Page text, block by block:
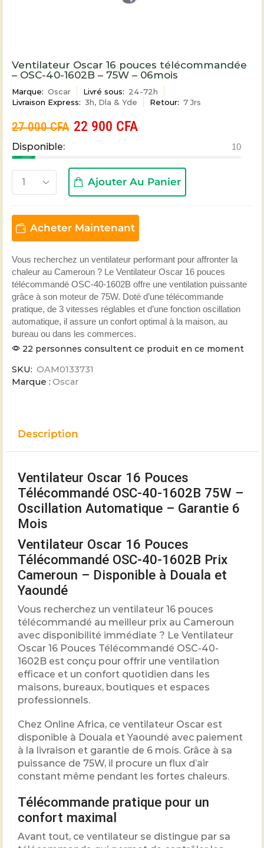
Ventilateur Oscar 16 pouces télécommandée
– OSC-40-1602B – 75W – 06mois
Marque: Oscar Livré sous: 24-72h
Livraison Express: 3h, Dla & Yde Retour: 7 Jrs
27 000CFA 22 900 CFA
Disponible: 10
Ajouter Au Panier
Acheter Maintenant
Vous recherchez un ventilateur performant pour affronter la
chaleur au Cameroun ? Le Ventilateur Oscar 16 pouces
télécommandé OSC-40-1602B offre une ventilation puissante
grâce à son moteur de 75W. Doté d’une télécommande
pratique, de 3 vitesses réglables et d’une fonction oscillation
automatique, il assure un confort optimal à la maison, au
bureau ou dans les commerces.
22 personnes consultent ce produit en ce moment
SKU: OAM0133731
Marque : Oscar
Description
Ventilateur Oscar 16 Pouces
Télécommandé OSC-40-1602B 75W –
Oscillation Automatique – Garantie 6
Mois
Ventilateur Oscar 16 Pouces
Télécommandé OSC-40-1602B Prix
Cameroun – Disponible à Douala et
Yaoundé
Vous recherchez un ventilateur 16 pouces
télécommandé au meilleur prix au Cameroun
avec disponibilité immédiate ? Le Ventilateur
Oscar 16 Pouces Télécommandé OSC-40-
1602B est conçu pour offrir une ventilation
efficace et un confort quotidien dans les
maisons, bureaux, boutiques et espaces
professionnels.
Chez Online Africa, ce ventilateur Oscar est
disponible à Douala et Yaoundé avec paiement
à la livraison et garantie de 6 mois. Grâce à sa
puissance de 75W, il procure un flux d’air
constant même pendant les fortes chaleurs.
Télécommande pratique pour un
confort maximal
Avant tout, ce ventilateur se distingue par sa